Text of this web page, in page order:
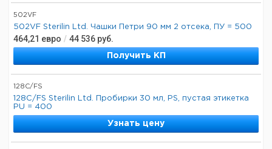
502VF
502VF Sterilin Ltd. Чашки Петри 90 мм 2 отсека, ПУ = 500
464,21 евро / 44 536 руб.
Получить КП
128C/FS
128C/FS Sterilin Ltd. Пробирки 30 мл, PS, пустая этикетка
PU = 400
Узнать цену